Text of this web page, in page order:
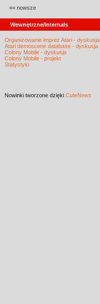
«« nowsze
Wewnętrzne/Internals
Organizowanie imprez Atari - dyskusja
Atari demoscene database - dyskusja
Colony Mobile - dyskusja
Colony Mobile - projekt
Statystyki
Nowinki tworzone dzięki CuteNews